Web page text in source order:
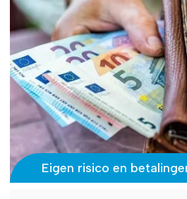
Eigen risico en